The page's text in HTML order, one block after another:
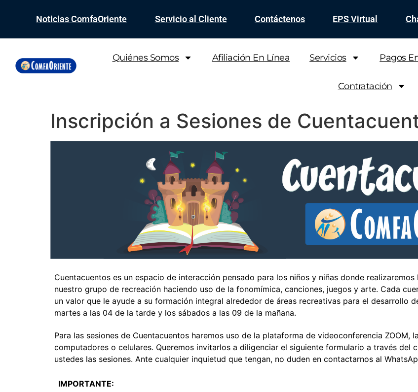
Noticias ComfaOriente Servicio al Cliente Contáctenos EPS Virtual
Quiénes Somos Afiliación En Línea Servicios Pagos
Contratación
Inscripción a Sesiones de
Cuentacuentos es un espacio de interacción pensado para los niños y niñas donde
nuestro grupo de recreación haciendo uso de la fonomímica, canciones, juegos y arte. Cada
un valor que le ayude a su formación integral alrededor de áreas recreativas para el desarrollo
martes a las 04 de la tarde y los sábados a las 09 de la mañana.
Para las sesiones de Cuentacuentos haremos uso de la plataforma de videoconferencia ZOOM,
computadores o celulares. Queremos invitarlos a diligenciar el siguiente formulario a través del
ustedes las sesiones. Ante cualquier inquietud que tengan, no duden en contactarnos al
IMPORTANTE: